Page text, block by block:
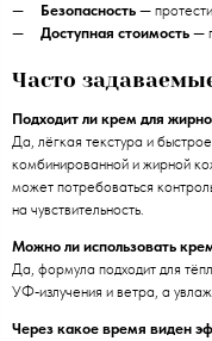
Безопасность —
Доступная стоимость —
Часто
Подходит ли крем для
Да, лёгкая текстура и
комбинированной и жирной
может потребоваться
на чувствительность.
Можно ли использовать
Да, формула подходит для
УФ‑излучения и ветра, а
Через какое время виден